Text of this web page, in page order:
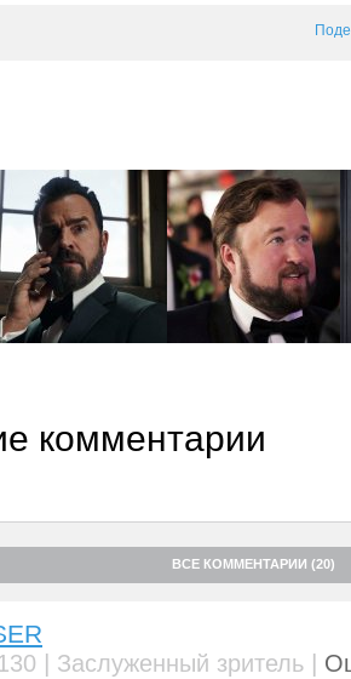
комментарии
ВСЕ КОММЕНТАРИИ (20)
| Заслуженный зритель |